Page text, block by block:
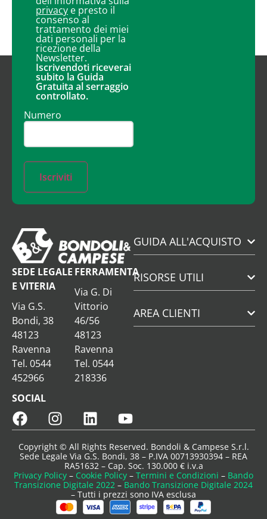
privacy e presto il
consenso al
trattamento dei miei
dati personali per la
ricezione della
Newsletter.
Iscrivendoti riceverai
subito la Guida
Gratuita al serraggio
controllato.
Numero
Iscriviti
SEDE LEGALE
E VITERIA
Via G.S.
Bondi, 38
48123
Ravenna
Tel. 0544
452966
FERRAMENTA
Via G. Di
Vittorio
46/56
48123
Ravenna
Tel. 0544
218336
SOCIAL
GUIDA ALL'ACQUISTO
RISORSE UTILI
AREA CLIENTI
Copyright © All Rights Reserved. Bondoli & Campese S.r.l.
Sede Legale Via G.S. Bondi, 38 – P.IVA 00713930394 – REA
RA51632 – Cap. Soc. 130.000 € i.v.a
Privacy Policy – Cookie Policy – Termini e Condizioni – Bando
Transizione Digitale 2022 – Bando Transizione Digitale 2024
– Tutti i prezzi sono IVA esclusa